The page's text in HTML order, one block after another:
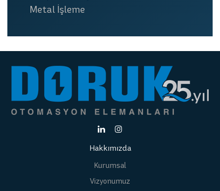
Metal İşleme
Hakkımızda
Kurumsal
Vizyonumuz